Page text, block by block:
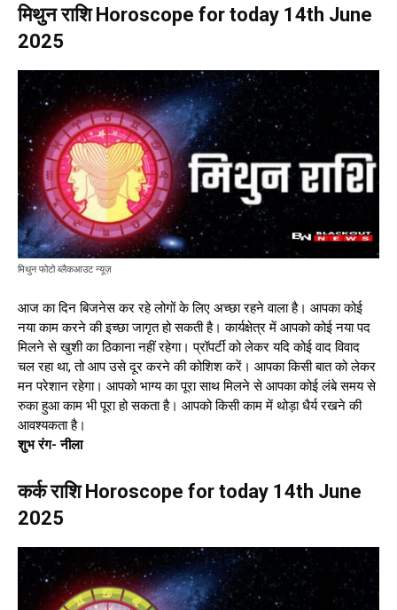
मिथुन राशि Horoscope for today 14th June
2025
मिथुन फोटो ब्लैकआउट न्यूज़
आज का दिन बिजनेस कर रहे लोगों के लिए अच्छा रहने वाला है। आपका कोई
नया काम करने की इच्छा जागृत हो सकती है। कार्यक्षेत्र में आपको कोई नया पद
मिलने से खुशी का ठिकाना नहीं रहेगा। प्रॉपर्टी को लेकर यदि कोई वाद विवाद
चल रहा था, तो आप उसे दूर करने की कोशिश करें। आपका किसी बात को लेकर
मन परेशान रहेगा। आपको भाग्य का पूरा साथ मिलने से आपका कोई लंबे समय से
रुका हुआ काम भी पूरा हो सकता है। आपको किसी काम में थोड़ा धैर्य रखने की
आवश्यकता है।
शुभ रंग- नीला
कर्क राशि Horoscope for today 14th June
2025